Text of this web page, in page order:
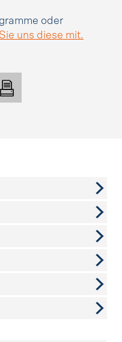
oder
Sie uns diese mit.